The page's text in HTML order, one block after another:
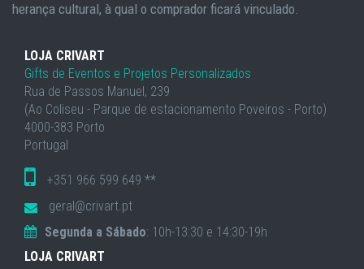
herança cultural, à qual o comprador ficará vinculado.
LOJA CRIVART
Gifts de Eventos e Projetos Personalizados
Rua de Passos Manuel, 239
(Ao Coliseu - Parque de estacionamento Poveiros - Porto)
4000-383 Porto
Portugal
+351 966 599 649 **
geral@crivart.pt
Segunda a Sábado: 10h-13:30 e 14:30-19h
LOJA CRIVART